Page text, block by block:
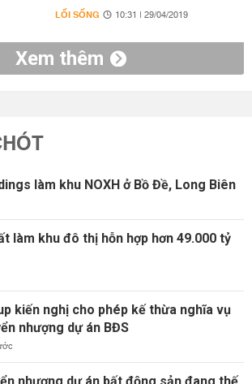
LỐI SỐNG 10:31 | 29/04/2019
Xem thêm
làm khu NOXH ở Bồ Đề, Long Biên
làm khu đô thị hỗn hợp hơn 49.000 tỷ
kiến nghị cho phép kế thừa nghĩa vụ
nhượng dự án BĐS